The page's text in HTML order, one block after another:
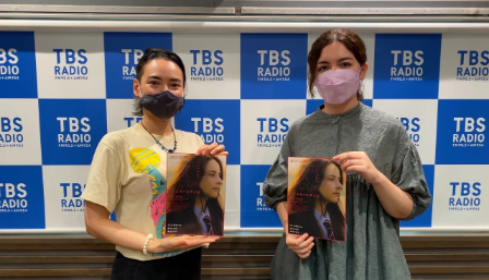
お知らせ
イベント・グッズ
YouTube
会社情報